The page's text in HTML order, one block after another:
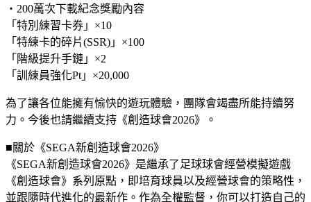
・200萬次下載紀念獎勵內容
「特別練習卡券」×10
「特練卡的碎片(SSR)」×100
「階級提升手鏈」×2
「訓練員強化Pt」×20,000
為了讓各位能擁有愉快的遊玩體驗，團隊會竭盡所能持續努
力。今後也請繼續支持《創造球會2026》。
■關於《SEGA新創造球會2026》
《SEGA新創造球會2026》是繼承了足球球會經營模擬遊戲
《創造球會》系列原點，即培育球員以及經營球會的策略性，
並跟隨時代進化的最新作。作為全權監督，你可以打造自己的